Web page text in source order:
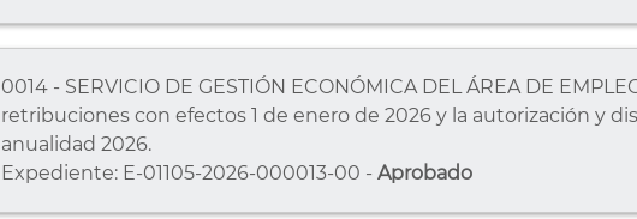
0014 - SERVICIO DE GESTIÓN ECONÓMICA DEL ÁREA DE
retribuciones con efectos 1 de enero de 2026 y la autorización y
anualidad 2026.
Expediente: E-01105-2026-000013-00 - Aprobado